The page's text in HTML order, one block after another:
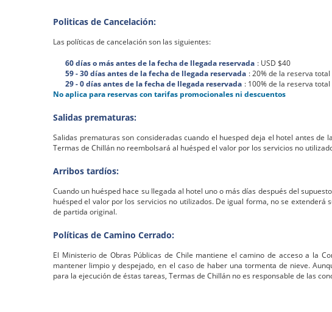
Politicas de Cancelación:
Las políticas de cancelación son las siguientes:
60 días o más antes de la fecha de llegada reservada : USD $40
59 - 30 días antes de la fecha de llegada reservada : 20% de la reserva total
29 - 0 días antes de la fecha de llegada reservada : 100% de la reserva total
No aplica para reservas con tarifas promocionales ni descuentos
Salidas prematuras:
Salidas prematuras son consideradas cuando el huesped deja el hotel antes de
Termas de Chillán no reembolsará al huésped el valor por los servicios no
Arribos tardíos:
Cuando un huésped hace su llegada al hotel uno o más días después del
huésped el valor por los servicios no utilizados. De igual forma, no se extenderá
de partida original.
Políticas de Camino Cerrado:
El Ministerio de Obras Públicas de Chile mantiene el camino de acceso a la
mantener limpio y despejado, en el caso de haber una tormenta de nieve.
para la ejecución de éstas tareas, Termas de Chillán no es responsable de las